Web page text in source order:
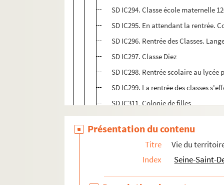
SD IC294. Classe école maternelle
SD IC295. En attendant la rentrée.
SD IC296. Rentrée des Classes.
SD IC297. Classe Diez
SD IC298. Rentrée scolaire au lycée
SD IC299. La rentrée des classes
SD IC311. Colonie de filles
SD IC312. Colonies scolaires de
SD IC313. Colonies scolaires de
SD IC314. Colonies scolaires de
SD IC315. Colonies scolaires de
Présentation du contenu
Titre
Vie du
Index
Seine-Saint-